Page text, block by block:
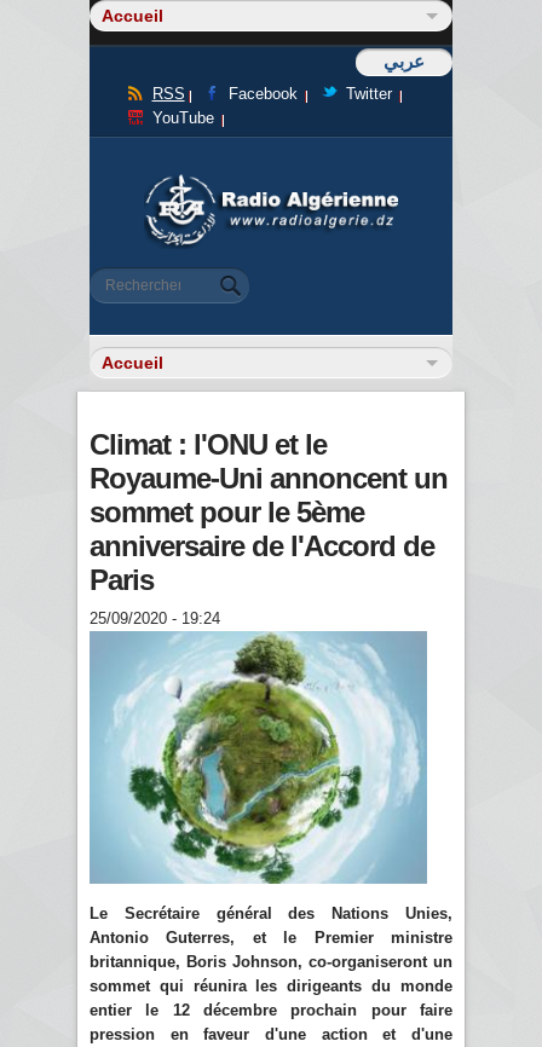
عربي
RSS Facebook
Twitter
YouTube
Formulaire de recherche
Rechercher
Climat : l'ONU et le
Royaume-Uni annoncent un
sommet pour le 5ème
anniversaire de l'Accord de
Paris
25/09/2020 - 19:24
Le Secrétaire général des Nations Unies,
Antonio Guterres, et le Premier ministre
britannique, Boris Johnson, co-organiseront un
sommet qui réunira les dirigeants du monde
entier le 12 décembre prochain pour faire
pression en faveur d'une action et d'une